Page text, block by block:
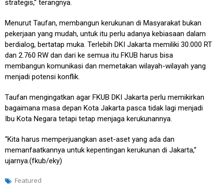
strategis,” terangnya.
Menurut Taufan, membangun kerukunan di Masyarakat bukan
pekerjaan yang mudah, untuk itu perlu adanya kebiasaan dalam
berdialog, bertatap muka. Terlebih DKI Jakarta memiliki 30.000 RT
dan 2.760 RW dan dari ke semua itu FKUB harus bisa
membangun komunikasi dan memetakan wilayah-wilayah yang
menjadi potensi konflik.
Taufan mengingatkan agar FKUB DKI Jakarta perlu memikirkan
bagaimana masa depan Kota Jakarta pasca tidak lagi menjadi
Ibu Kota Negara tetapi tetap menjaga kerukunannya.
“Kita harus memperjuangkan aset-aset yang ada dan
memanfaatkannya untuk kepentingan kerukunan di Jakarta,”
ujarnya.(fkub/eky)
Featured